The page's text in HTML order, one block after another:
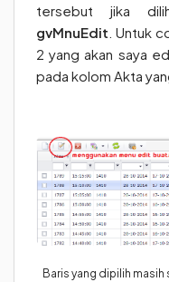
tersebut jika
gvMnuEdit . Untuk
2 yang akan saya
pada kolom Akta
Baris yang dipilih